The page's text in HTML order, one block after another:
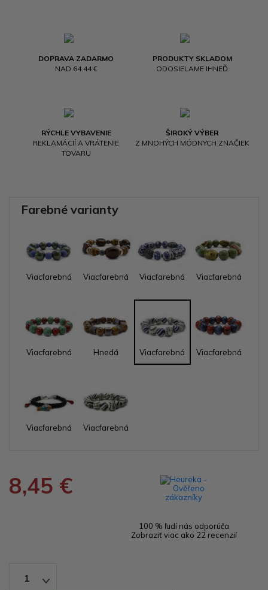
DOPRAVA ZADARMO
NAD 64.44 €
PRODUKTY SKLADOM
ODOSIELAME IHNEĎ
RÝCHLE VYBAVENIE
REKLAMÁCIÍ A VRÁTENIE
TOVARU
ŠIROKÝ VÝBER
Z MNOHÝCH MÓDNYCH ZNAČIEK
Farebné varianty
Viacfarebná Viacfarebná Viacfarebná Viacfarebná
Viacfarebná Hnedá Viacfarebná Viacfarebná
Viacfarebná Viacfarebná
8,45 €
100 % ľudí nás odporúča
Zobraziť viac ako 22 recenzií
1